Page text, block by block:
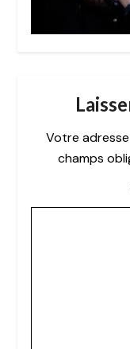
Votre
champs